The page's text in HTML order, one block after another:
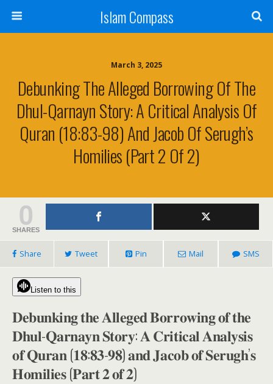
Islam Compass
March 3, 2025
Debunking The Alleged Borrowing Of The
Dhul-Qarnayn Story: A Critical Analysis Of
Quran (18:83-98) And Jacob Of Serugh’s
Homilies (Part 2 Of 2)
0
SHARES
Share Tweet Pin Mail SMS
Listen to this
𝐃𝐞𝐛𝐮𝐧𝐤𝐢𝐧𝐠 𝐭𝐡𝐞 𝐀𝐥𝐥𝐞𝐠𝐞𝐝 𝐁𝐨𝐫𝐫𝐨𝐰𝐢𝐧𝐠 𝐨𝐟 𝐭𝐡𝐞
𝐃𝐡𝐮𝐥-𝐐𝐚𝐫𝐧𝐚𝐲𝐧 𝐒𝐭𝐨𝐫𝐲: 𝐀 𝐂𝐫𝐢𝐭𝐢𝐜𝐚𝐥 𝐀𝐧𝐚𝐥𝐲𝐬𝐢𝐬
𝐨𝐟 𝐐𝐮𝐫𝐚𝐧 (𝟏𝟖:𝟖𝟑-𝟗𝟖) 𝐚𝐧𝐝 𝐉𝐚𝐜𝐨𝐛 𝐨𝐟 𝐒𝐞𝐫𝐮𝐠𝐡’𝐬
𝐇𝐨𝐦𝐢𝐥𝐢𝐞𝐬 (𝐏𝐚𝐫𝐭 𝟐 𝐨𝐟 𝟐)